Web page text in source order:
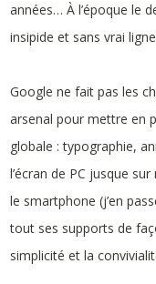
années… À l’époque le
insipide et sans vrai
Google ne fait pas les
arsenal pour mettre en
globale : typographie,
l’écran de PC jusque
le smartphone (j’en
tout ses supports de
simplicité et la